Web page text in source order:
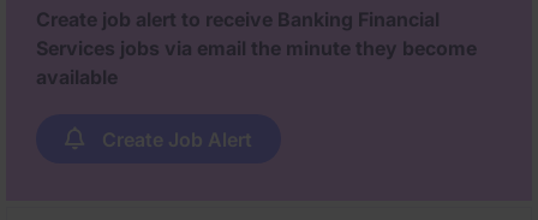
Create job alert to receive Banking Financial
Services jobs via email the minute they become
available
Create Job Alert